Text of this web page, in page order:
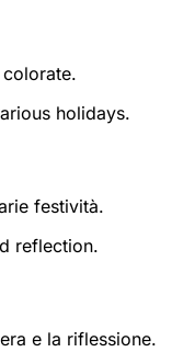
holidays.
festività.
reflection.
e la riflessione.